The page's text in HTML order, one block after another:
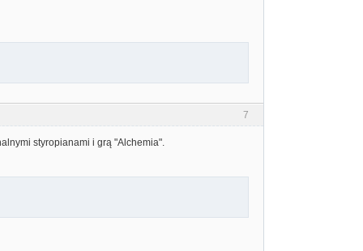
7
styropianami i grą "Alchemia".